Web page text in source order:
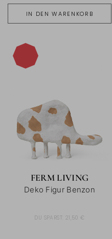
IN DEN WARENKORB
FERM LIVING
Deko Figur Benzon
DU SPARST: 21,50 €